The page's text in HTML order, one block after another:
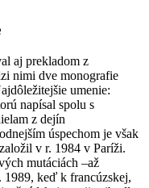
aj prekladom z
nimi dve monografie
umenie:
napísal spolu s
z dejín
úspechom je však
v r. 1984 v Paríži.
mutáciách –až
1989, keď k francúzskej,